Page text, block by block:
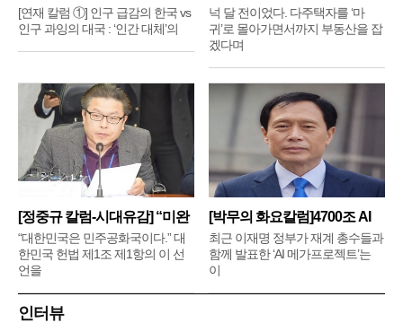
①]
[연재 칼럼 ①] 인구 급감의 한국 vs
인구 과잉의 대국 : ‘인간 대체’의
배
넉 달 전이었다. 다주택자를 ‘마
귀’로 몰아가면서까지 부동산을 잡
겠다며
[정중규 칼럼-시대유감] “미완
“대한민국은 민주공화국이다.” 대
한민국 헌법 제1조 제1항의 이 선
언을
[박무의 화요칼럼]4700조 AI
메
최근 이재명 정부가 재계 총수들과
함께 발표한 ‘AI 메가프로젝트’는
이
인터뷰